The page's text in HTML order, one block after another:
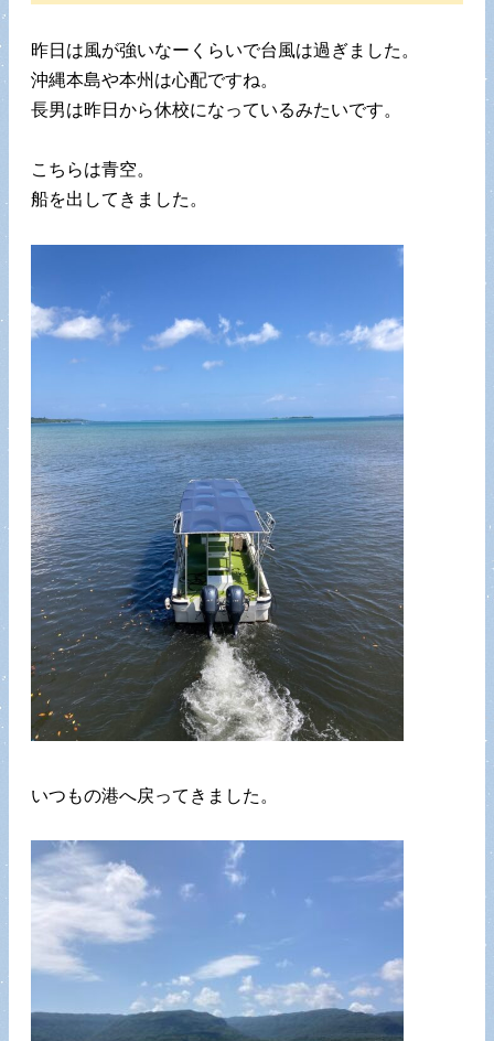
昨日は風が強いなーくらいで台風は過ぎました。
沖縄本島や本州は心配ですね。
長男は昨日から休校になっているみたいです。
こちらは青空。
船を出してきました。
いつもの港へ戻ってきました。